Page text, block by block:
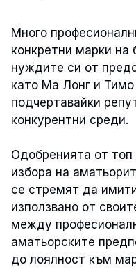
Много
конкретни марки на
нуждите си от
като Ма Лонг и
подчертавайки
конкурентни среди.
Одобренията от топ
избора на
се стремят да
използвано от
между
аматьорските
до лоялност към